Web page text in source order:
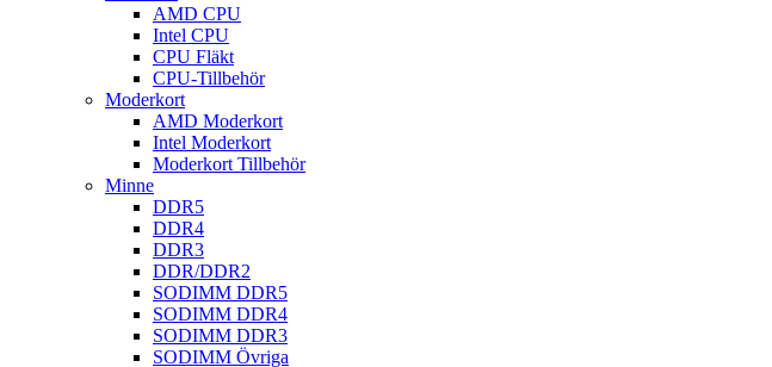
AMD CPU
Intel CPU
CPU Fläkt
CPU-Tillbehör
Moderkort
AMD Moderkort
Intel Moderkort
Moderkort Tillbehör
Minne
DDR5
DDR4
DDR3
DDR/DDR2
SODIMM DDR5
SODIMM DDR4
SODIMM DDR3
SODIMM Övriga